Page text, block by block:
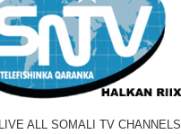
ALL SOMALI TV CHANNELS